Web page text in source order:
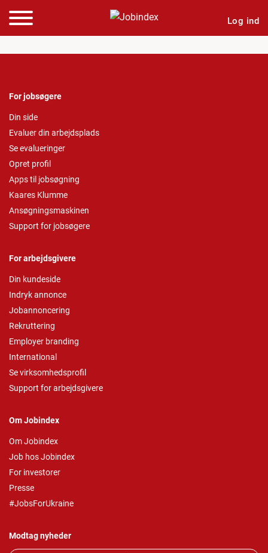
Log ind
For jobsøgere
Din side
Evaluer din arbejdsplads
Se evalueringer
Opret profil
Apps til jobsøgning
Kaares Klumme
Ansøgningsmaskinen
Support for jobsøgere
For arbejdsgivere
Din kundeside
Indryk annonce
Jobannoncering
Rekruttering
Employer branding
International
Se virksomhedsprofil
Support for arbejdsgivere
Om Jobindex
Om Jobindex
Job hos Jobindex
For investorer
Presse
#JobsForUkraine
Modtag nyheder